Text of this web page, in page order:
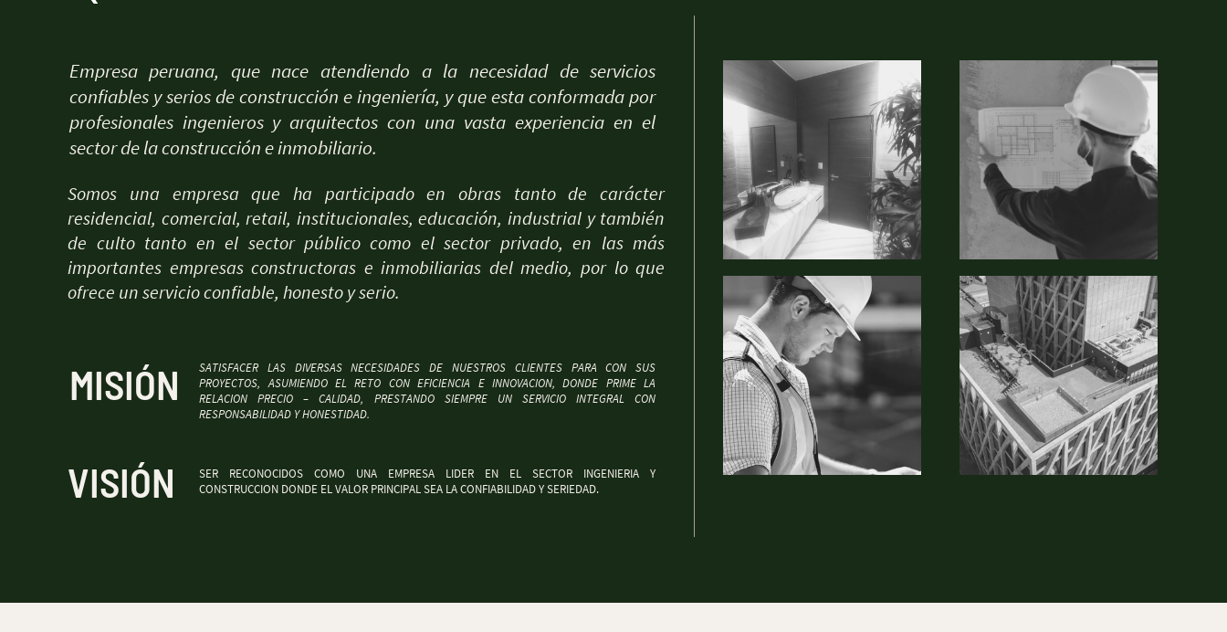
Empresa peruana, que nace atendiendo a la necesidad de servicios
confiables y serios de construcción e ingeniería, y que esta conformada por
profesionales ingenieros y arquitectos con una vasta experiencia en el
sector de la construcción e inmobiliario.
Somos una empresa que ha participado en obras tanto de carácter
residencial, comercial, retail, institucionales, educación, industrial y también
de culto tanto en el sector público como el sector privado, en las más
importantes empresas constructoras e inmobiliarias del medio, por lo que
ofrece un servicio confiable, honesto y serio.
MISIÓN
SATISFACER LAS DIVERSAS NECESIDADES DE NUESTROS CLIENTES PARA CON SUS
PROYECTOS, ASUMIENDO EL RETO CON EFICIENCIA E INNOVACION, DONDE PRIME LA
RELACION PRECIO – CALIDAD, PRESTANDO SIEMPRE UN SERVICIO INTEGRAL CON
RESPONSABILIDAD Y HONESTIDAD.
VISIÓN
SER RECONOCIDOS COMO UNA EMPRESA LIDER EN EL SECTOR INGENIERIA Y
CONSTRUCCION DONDE EL VALOR PRINCIPAL SEA LA CONFIABILIDAD Y SERIEDAD.